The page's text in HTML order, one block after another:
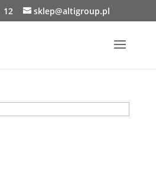
12 sklep@altigroup.pl